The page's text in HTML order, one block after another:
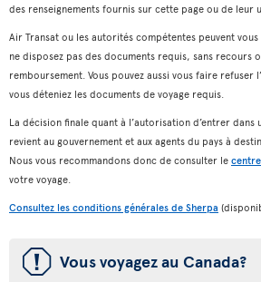
des renseignements fournis sur cette page ou de leur
Air Transat ou les autorités compétentes peuvent
ne disposez pas des documents requis, sans recours
remboursement. Vous pouvez aussi vous faire refuser
vous déteniez les documents de voyage requis.
La décision finale quant à l’autorisation d’entrer dans
revient au gouvernement et aux agents du pays à
Nous vous recommandons donc de consulter le centre
votre voyage.
Consultez les conditions générales de Sherpa
ü Vous voyagez au Canada?